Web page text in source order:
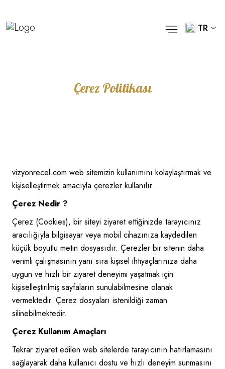
TR
Çerez Politikası
vizyonrecel.com web sitemizin kullanımını kolaylaştırmak ve
kişiselleştirmek amacıyla çerezler kullanılır.
Çerez Nedir ?
Çerez (Cookies), bir siteyi ziyaret ettiğinizde tarayıcınız
aracılığıyla bilgisayar veya mobil cihazınıza kaydedilen
küçük boyutlu metin dosyasıdır. Çerezler bir sitenin daha
verimli çalışmasının yanı sıra kişisel ihtiyaçlarınıza daha
uygun ve hızlı bir ziyaret deneyimi yaşatmak için
kişiselleştirilmiş sayfaların sunulabilmesine olanak
vermektedir. Çerez dosyaları istenildiği zaman
silinebilmektedir.
Çerez Kullanım Amaçları
Tekrar ziyaret edilen web sitelerde tarayıcının hatırlamasını
sağlayarak daha kullanıcı dostu ve hızlı deneyim sunmasını